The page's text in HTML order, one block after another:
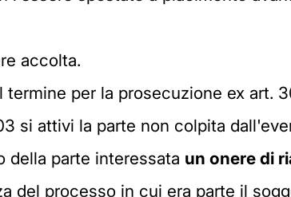
accolta.
per la prosecuzione ex art.
si attivi la parte non colpita
della parte interessata un onere di
del processo in cui era parte il